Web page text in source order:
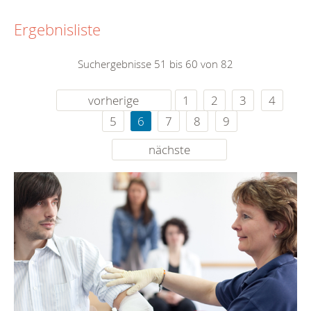
Ergebnisliste
Suchergebnisse 51 bis 60 von 82
vorherige 1 2 3
4
5
6 7 8
9
nächste